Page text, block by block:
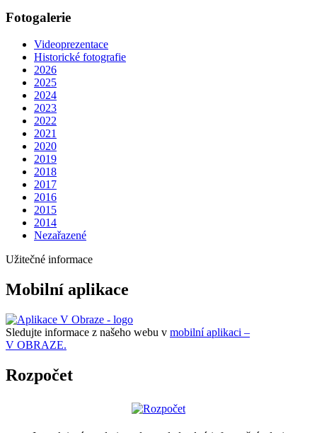
Fotogalerie
Videoprezentace
Historické fotografie
2026
2025
2024
2023
2022
2021
2020
2019
2018
2017
2016
2015
2014
Nezařazené
Užitečné informace
Mobilní aplikace
Sledujte informace z našeho webu v mobilní aplikaci –
V OBRAZE.
Rozpočet